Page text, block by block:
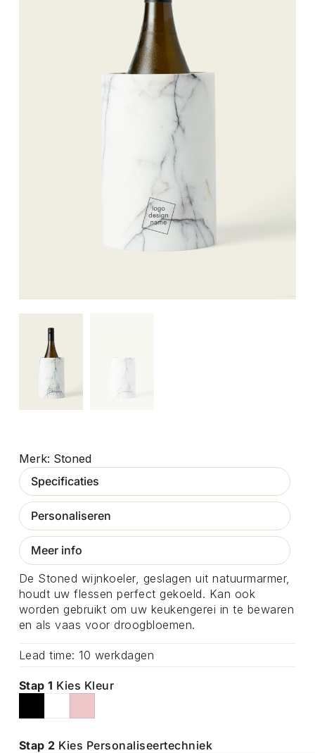
Stoned
Specificaties
Personaliseren
Meer info
De Stoned wijnkoeler, geslagen uit natuurmarmer,
houdt uw flessen perfect gekoeld. Kan ook
worden gebruikt om uw keukengerei in te bewaren
en als vaas voor droogbloemen.
Lead time: 10 werkdagen
Stap 1 Kies Kleur
Stap 2 Kies Personaliseertechniek